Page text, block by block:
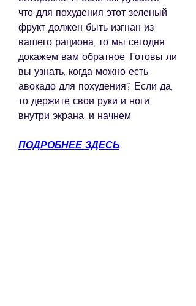
что для похудения этот зеленый
фрукт должен быть изгнан из
вашего рациона, то мы сегодня
докажем вам обратное. Готовы ли
вы узнать, когда можно есть
авокадо для похудения? Если да,
то держите свои руки и ноги
внутри экрана, и начнем!
ПОДРОБНЕЕ ЗДЕСЬ